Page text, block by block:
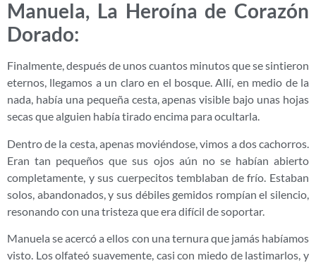
Manuela, La Heroína de Corazón
Dorado:
Finalmente, después de unos cuantos minutos que se sintieron
eternos, llegamos a un claro en el bosque. Allí, en medio de la
nada, había una pequeña cesta, apenas visible bajo unas hojas
secas que alguien había tirado encima para ocultarla.
Dentro de la cesta, apenas moviéndose, vimos a dos cachorros.
Eran tan pequeños que sus ojos aún no se habían abierto
completamente, y sus cuerpecitos temblaban de frío. Estaban
solos, abandonados, y sus débiles gemidos rompían el silencio,
resonando con una tristeza que era difícil de soportar.
Manuela se acercó a ellos con una ternura que jamás habíamos
visto. Los olfateó suavemente, casi con miedo de lastimarlos, y